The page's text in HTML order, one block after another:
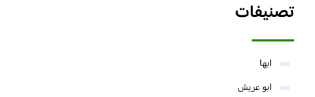
تصنيفات
ابها
ابو عريش